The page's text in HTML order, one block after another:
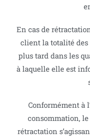
En cas de
client la totalité des
plus tard dans les
à laquelle elle est
Conformément à
consommation,
rétractation